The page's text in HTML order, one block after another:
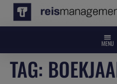
TAG: